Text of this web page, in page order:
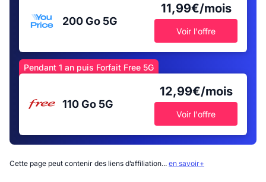
200 Go 5G
11,99€/mois
Voir l'offre
Pendant 1 an puis Forfait Free 5G
110 Go 5G
12,99€/mois
Voir l'offre
Cette page peut contenir des liens d’affiliation... en savoir+